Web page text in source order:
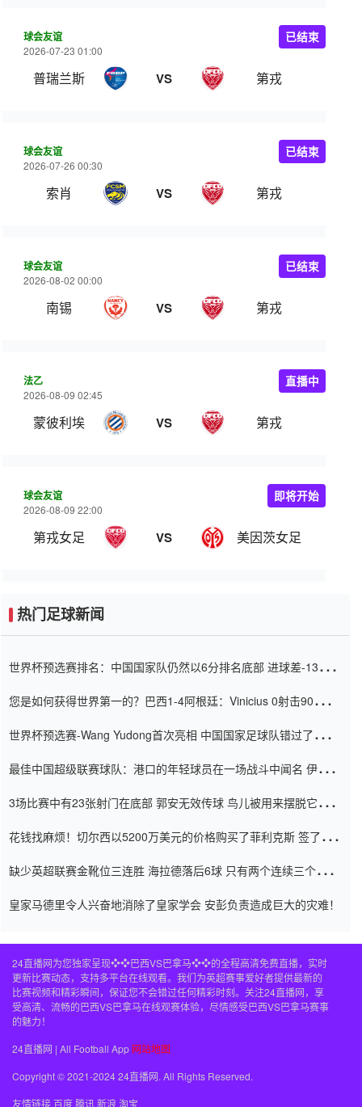
球会友谊
2026-07-23 01:00
普瑞兰斯 VS 第戎
已结束
球会友谊
2026-07-26 00:30
索肖 VS 第戎
已结束
球会友谊
2026-08-02 00:00
南锡 VS 第戎
已结束
法乙
2026-08-09 02:45
蒙彼利埃 VS 第戎
直播中
球会友谊
2026-08-09 22:00
第戎女足 VS 美因茨女足
即将开始
热门足球新闻
世界杯预选赛排名：中国国家队仍然以6分排名底部 进球差-13令人
您是如何获得世界第一的？巴西1-4阿根廷：Vinicius 0射击90分钟
世界杯预选赛-Wang Yudong首次亮相 中国国家足球队错过了世界
最佳中国超级联赛球队：港口的年轻球员在一场战斗中闻名 伊万放
3场比赛中有23张射门在底部 郭安无效传球 鸟儿被用来摆脱它
花钱找麻烦！切尔西以5200万美元的价格购买了菲利克斯 签了7年
缺少英超联赛金靴位三连胜 海拉德落后6球 只有两个连续三个连续
皇家马德里令人兴奋地消除了皇家学会 安彭负责造成巨大的灾难！
24直播网为您独家呈现❖❖巴西VS巴拿马❖❖的全程高清免费直播，实时
更新比赛动态，支持多平台在线观看。我们为英超赛事爱好者提供最新的
比赛视频和精彩瞬间，保证您不会错过任何精彩时刻。关注24直播网，享
受高清、流畅的巴西VS巴拿马在线观赛体验，尽情感受巴西VS巴拿马赛事
的魅力！
24直播网 | All Football App 网站地图
Copyright © 2021-2024 24直播网. All Rights Reserved.
友情链接百度腾讯新浪 淘宝